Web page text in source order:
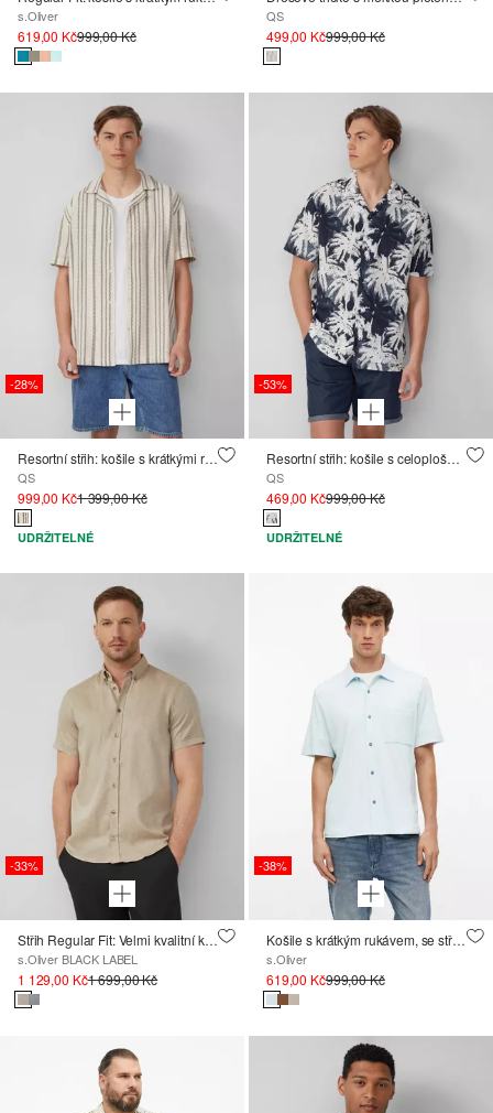
s.Oliver
619,00 Kč999,00 Kč
QS
499,00 Kč999,00 Kč
-28%
Resortní střih: košile s krátkými rukávy a texturovanými pruhy
QS
999,00 Kč1 399,00 Kč
UDRŽITELNÉ
-53%
Resortní střih: košile s celoplošným potiskem
QS
469,00 Kč999,00 Kč
UDRŽITELNÉ
-33%
Střih Regular Fit: Velmi kvalitní košile s krátkým rukávem ze směsi se lnem
s.Oliver BLACK LABEL
1 129,00 Kč1 699,00 Kč
-38%
Košile s krátkým rukávem, se střihem Relaxed Fit
s.Oliver
619,00 Kč999,00 Kč